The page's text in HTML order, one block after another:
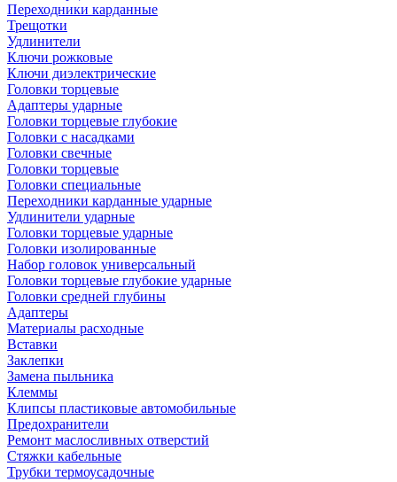
Переходники карданные
Трещотки
Удлинители
Ключи рожковые
Ключи диэлектрические
Головки торцевые
Адаптеры ударные
Головки торцевые глубокие
Головки с насадками
Головки свечные
Головки торцевые
Головки специальные
Переходники карданные ударные
Удлинители ударные
Головки торцевые ударные
Головки изолированные
Набор головок универсальный
Головки торцевые глубокие ударные
Головки средней глубины
Адаптеры
Материалы расходные
Вставки
Заклепки
Замена пыльника
Клеммы
Клипсы пластиковые автомобильные
Предохранители
Ремонт маслосливных отверстий
Стяжки кабельные
Трубки термоусадочные